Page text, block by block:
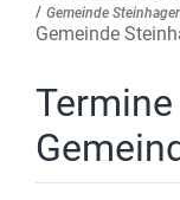
Gemeinde
Gemeinde